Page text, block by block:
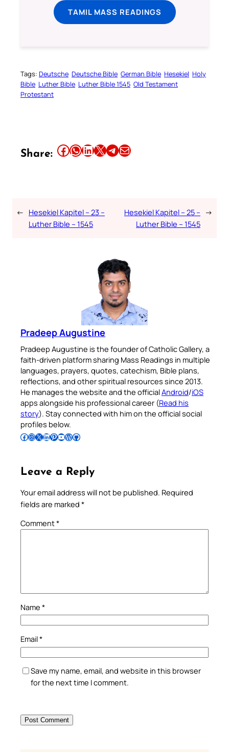
TAMIL MASS READINGS
Tags: Deutsche Deutsche Bible German Bible Hesekiel Holy
Bible Luther Bible Luther Bible 1545 Old Testament
Protestant
Share: Share this article on Facebook Share this article on WhatsApp Share this article on LinkedIn Share this article on X Share this article on TelegramEmail this Article
← Hesekiel Kapitel – 23 –
Luther Bible – 1545
Hesekiel Kapitel – 25 –
Luther Bible – 1545
→
Pradeep Augustine
Pradeep Augustine is the founder of Catholic Gallery, a
faith-driven platform sharing Mass Readings in multiple
languages, prayers, quotes, catechism, Bible plans,
reflections, and other spiritual resources since 2013.
He manages the website and the officialAndroid/iOS
apps alongside his professional career (Read his
story). Stay connected with him on the official social
profiles below.
Follow Pradeep on Facebook Follow Pradeep on InstagramFollow Pradeep on X Follow Pradeep on LinkedIn Follow Pradeep on Pinterest Subscribe to Pradeep’s Youtube Channel Follow Pradeep on WordPress Follow Pradeep on GitHub
Leave a Reply
Your email address will not be published. Required
fields are marked *
Comment*
Name *
Email*
Save my name, email, and website in this browser
for the next time I comment.